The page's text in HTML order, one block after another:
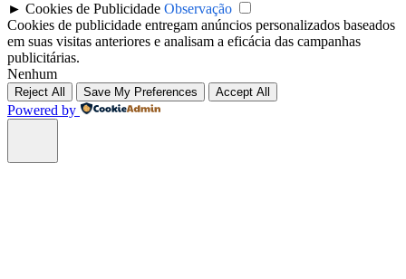
► Cookies de Publicidade Observação
Cookies de publicidade entregam anúncios personalizados baseados
em suas visitas anteriores e analisam a eficácia das campanhas
publicitárias.
Nenhum
Reject All Save My Preferences Accept All
Powered by